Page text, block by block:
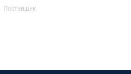
Поставщик